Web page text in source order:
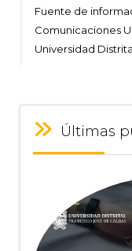
Fuente de
Comunicaciones
Universidad
Últimas